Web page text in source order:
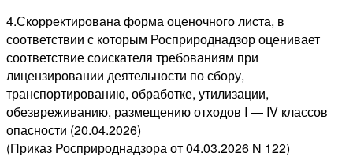
4.Скорректирована форма оценочного листа, в
соответствии с которым Росприроднадзор оценивает
соответствие соискателя требованиям при
лицензировании деятельности по сбору,
транспортированию, обработке, утилизации,
обезвреживанию, размещению отходов I — IV классов
опасности (20.04.2026)
(Приказ Росприроднадзора от 04.03.2026 N 122)